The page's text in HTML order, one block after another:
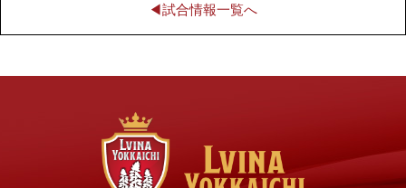
◀︎試合情報一覧へ